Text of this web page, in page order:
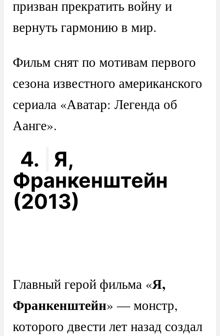
призван прекратить войну и
вернуть гармонию в мир.
Фильм снят по мотивам первого
сезона известного американского
сериала «Аватар: Легенда об
Аанге».
4.
Я,
Франкенштейн
(2013)
Главный герой фильма «Я,
Франкенштейн» — монстр,
которого двести лет назад создал